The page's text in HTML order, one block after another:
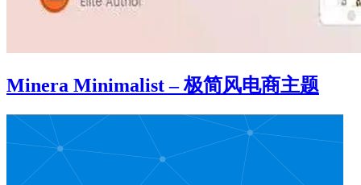
Minera Minimalist – 极简风电商主题